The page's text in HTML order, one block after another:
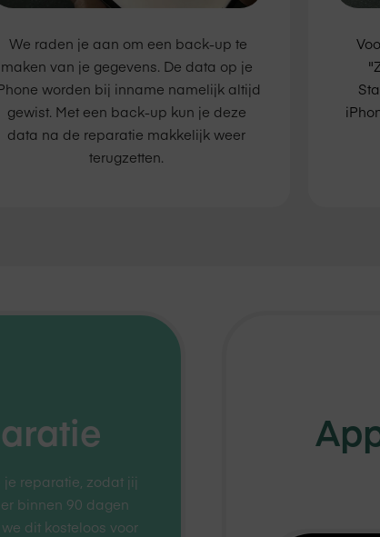
We raden je aan om een back-up te
maken van je gegevens. De data op je
worden bij inname namelijk altijd
gewist. Met een back-up kun je deze
data na de reparatie makkelijk weer
terugzetten.
reparatie, zodat jij
binnen 90 dagen
dit kosteloos voor